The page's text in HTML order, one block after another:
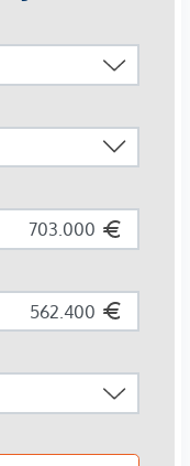
Werkbank und
der Türe
und Komfort
gehobenen
die den Alltag